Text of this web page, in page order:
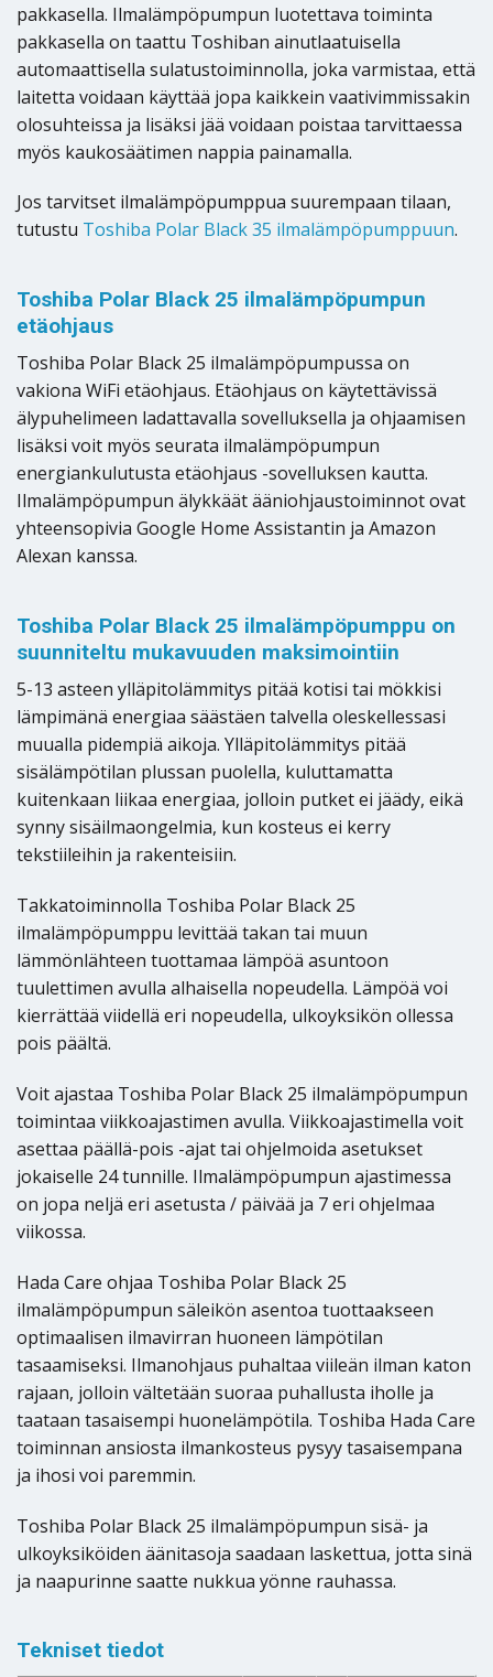
pakkasella. Ilmalämpöpumpun luotettava toiminta
pakkasella on taattu Toshiban ainutlaatuisella
automaattisella sulatustoiminnolla, joka varmistaa, että
laitetta voidaan käyttää jopa kaikkein vaativimmissakin
olosuhteissa ja lisäksi jää voidaan poistaa tarvittaessa
myös kaukosäätimen nappia painamalla.
Jos tarvitset ilmalämpöpumppua suurempaan tilaan,
tutustu Toshiba Polar Black 35 ilmalämpöpumppuun.
Toshiba Polar Black 25 ilmalämpöpumpun
etäohjaus
Toshiba Polar Black 25 ilmalämpöpumpussa on
vakiona WiFi etäohjaus. Etäohjaus on käytettävissä
älypuhelimeen ladattavalla sovelluksella ja ohjaamisen
lisäksi voit myös seurata ilmalämpöpumpun
energiankulutusta etäohjaus -sovelluksen kautta.
Ilmalämpöpumpun älykkäät ääniohjaustoiminnot ovat
yhteensopivia Google Home Assistantin ja Amazon
Alexan kanssa.
Toshiba Polar Black 25 ilmalämpöpumppu on
suunniteltu mukavuuden maksimointiin
5-13 asteen ylläpitolämmitys pitää kotisi tai mökkisi
lämpimänä energiaa säästäen talvella oleskellessasi
muualla pidempiä aikoja. Ylläpitolämmitys pitää
sisälämpötilan plussan puolella, kuluttamatta
kuitenkaan liikaa energiaa, jolloin putket ei jäädy, eikä
synny sisäilmaongelmia, kun kosteus ei kerry
tekstiileihin ja rakenteisiin.
Takkatoiminnolla Toshiba Polar Black 25
ilmalämpöpumppu levittää takan tai muun
lämmönlähteen tuottamaa lämpöä asuntoon
tuulettimen avulla alhaisella nopeudella. Lämpöä voi
kierrättää viidellä eri nopeudella, ulkoyksikön ollessa
pois päältä.
Voit ajastaa Toshiba Polar Black 25 ilmalämpöpumpun
toimintaa viikkoajastimen avulla. Viikkoajastimella voit
asettaa päällä-pois -ajat tai ohjelmoida asetukset
jokaiselle 24 tunnille. Ilmalämpöpumpun ajastimessa
on jopa neljä eri asetusta / päivää ja 7 eri ohjelmaa
viikossa.
Hada Care ohjaa Toshiba Polar Black 25
ilmalämpöpumpun säleikön asentoa tuottaakseen
optimaalisen ilmavirran huoneen lämpötilan
tasaamiseksi. Ilmanohjaus puhaltaa viileän ilman katon
rajaan, jolloin vältetään suoraa puhallusta iholle ja
taataan tasaisempi huonelämpötila. Toshiba Hada Care
toiminnan ansiosta ilmankosteus pysyy tasaisempana
ja ihosi voi paremmin.
Toshiba Polar Black 25 ilmalämpöpumpun sisä- ja
ulkoyksiköiden äänitasoja saadaan laskettua, jotta sinä
ja naapurinne saatte nukkua yönne rauhassa.
Tekniset tiedot